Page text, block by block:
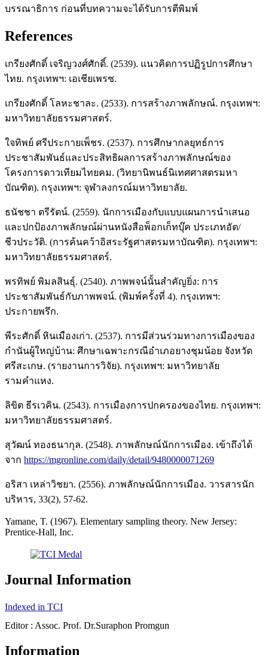
บรรณาธิการ ก่อนที่บทความจะได้รับการตีพิมพ์
References
เกรียงศักดิ์ เจริญวงศ์ศักดิ์. (2539). แนวคิดการปฏิรูปการศึกษา
ไทย. กรุงเทพฯ: เอเชียเพรซ.
เกรียงศักดิ์ โลหะชาละ. (2533). การสร้างภาพลักษณ์. กรุงเทพฯ:
มหาวิทยาลัยธรรมศาสตร์.
ใจทิพย์ ศรีประกายเพ็ชร. (2537). การศึกษากลยุทธ์การ
ประชาสัมพันธ์และประสิทธิผลการสร้างภาพลักษณ์ของ
โครงการดาวเทียมไทยคม. (วิทยานิพนธ์นิเทศศาสตรมหา
บัณฑิต). กรุงเทพฯ: จุฬาลงกรณ์มหาวิทยาลัย.
ธนัชชา ตรีรัตน์. (2559). นักการเมืองกับแบบแผนการนำเสนอ
และปกป้องภาพลักษณ์ผ่านหนังสือพ็อกเก็ทบุ๊ค ประเภทอัต/
ชีวประวัติ. (การค้นคว้าอิสระรัฐศาสตรมหาบัณฑิต). กรุงเทพฯ:
มหาวิทยาลัยธรรมศาสตร์.
พรทิพย์ พิมลสินธุ์. (2540). ภาพพจน์นั้นสำคัญยิ่ง: การ
ประชาสัมพันธ์กับภาพพจน์. (พิมพ์ครั้งที่ 4). กรุงเทพฯ:
ประกายพรึก.
พีระศักดิ์ หินเมืองเก่า. (2537). การมีส่วนร่วมทางการเมืองของ
กำนันผู้ใหญ่บ้าน: ศึกษาเฉพาะกรณีอำเภอยางชุมน้อย จังหวัด
ศรีสะเกษ. (รายงานการวิจัย). กรุงเทพฯ: มหาวิทยาลัย
รามคำแหง.
ลิขิต ธีรเวคิน. (2543). การเมืองการปกครองของไทย. กรุงเทพฯ:
มหาวิทยาลัยธรรมศาสตร์.
สุวัฒน์ ทองธนากุล. (2548). ภาพลักษณ์นักการเมือง. เข้าถึงได้
จาก https://mgronline.com/daily/detail/9480000071269
อริสา เหล่าวิชยา. (2556). ภาพลักษณ์นักการเมือง. วารสารนัก
บริหาร, 33(2), 57-62.
Yamane, T. (1967). Elementary sampling theory. New Jersey:
Prentice-Hall, Inc.
Journal Information
Indexed in TCI
Editor : Assoc. Prof. Dr.Suraphon Promgun
Information